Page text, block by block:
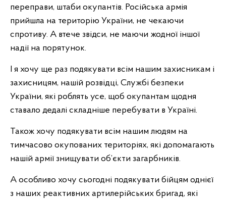
переправи, штаби окупантів. Російська армія
прийшла на територію України, не чекаючи
спротиву. А втече звідси, не маючи жодної іншої
надії на порятунок.
І я хочу ще раз подякувати всім нашим захисникам і
захисницям, нашій розвідці, Службі безпеки
України, які роблять усе, щоб окупантам щодня
ставало дедалі складніше перебувати в Україні.
Також хочу подякувати всім нашим людям на
тимчасово окупованих територіях, які допомагають
нашій армії знищувати об’єкти загарбників.
А особливо хочу сьогодні подякувати бійцям однієї
з наших реактивних артилерійських бригад, які